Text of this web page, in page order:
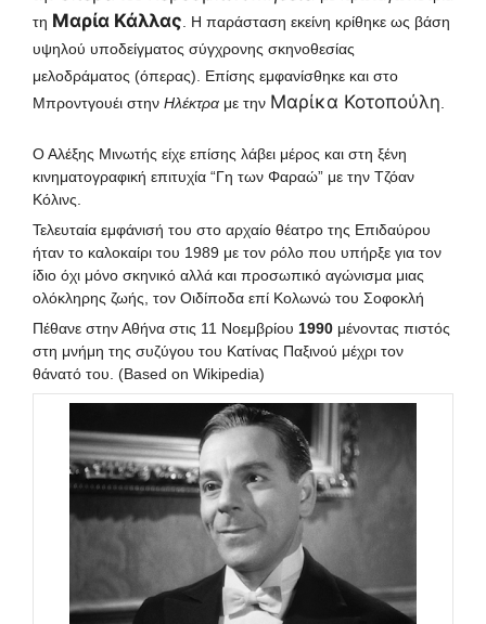
τη Μαρία Κάλλας . Η παράσταση εκείνη κρίθηκε ως βάση
υψηλού υποδείγματος σύγχρονης σκηνοθεσίας
μελοδράματος (όπερας). Επίσης εμφανίσθηκε και στο
Μπροντγουέι στην Ηλέκτρα με την Μαρίκα Κοτοπούλη
Ο Αλέξης Μινωτής είχε επίσης λάβει μέρος και στη ξένη
κινηματογραφική επιτυχία “Γη των Φαραώ” με την Τζόαν
Κόλινς.
Τελευταία εμφάνισή του στο αρχαίο θέατρο της Επιδαύρου
ήταν το καλοκαίρι του 1989 με τον ρόλο που υπήρξε για τον
ίδιο όχι μόνο σκηνικό αλλά και προσωπικό αγώνισμα μιας
ολόκληρης ζωής, τον Οιδίποδα επί Κολωνώ του Σοφοκλή
Πέθανε στην Αθήνα στις 11 Νοεμβρίου 1990 μένοντας πιστός
στη μνήμη της συζύγου του Κατίνας Παξινού μέχρι τον
θάνατό του. (Based on Wikipedia)